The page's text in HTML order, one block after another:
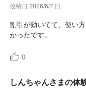
投稿日 2026/6/7 日
割引が効いてて、使い
かったです。
0
しんちゃんさまの体